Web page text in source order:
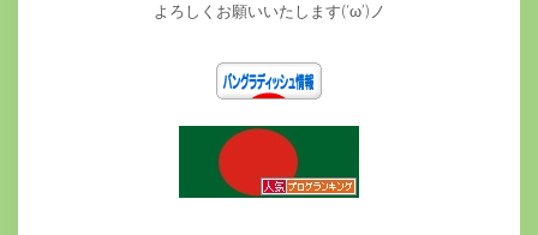
よろしくお願いいたします(‘ω’)ノ